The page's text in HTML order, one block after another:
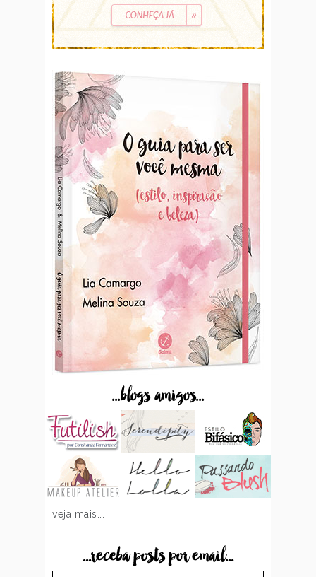
...blogs amigos...
veja mais...
...receba posts por email...